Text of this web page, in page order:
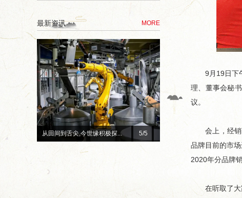
最新资讯 MORE
1/5
总台×今世缘官宣！李宇春、... 赓续红色初心 深耕惠民善举
9月19日下
理、董事会秘
议。
会上，经销商
品牌目前的市
2020年分品牌
在听取了大家